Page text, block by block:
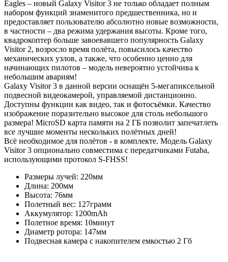
Eagles – новый Galaxy Visitor 3 не только обладает полным
набором функций знаменитого предшественника, но и
предоставляет пользователю абсолютно новые возможности,
в частности – два режима удержания высоты. Кроме того,
квадрокоптер больше завоевавшего популярность Galaxy
Visitor 2, возросло время полёта, повысилось качество
механических узлов, а также, что особенно ценно для
начинающих пилотов – модель невероятно устойчива к
небольшим авариям!
Galaxy Visitor 3 в данной версии оснащён 5-мегапиксельной
подвесной видеокамерой, управляемой дистанционно.
Доступны функции как видео, так и фотосъёмки. Качество
изображение поразительно высокое для столь небольшого
размера! MicroSD карта памяти на 2 ГБ позволит запечатлеть
все лучшие моменты нескольких полётных дней!
Всё необходимое для полётов - в комплекте. Модель Galaxy
Visitor 3 опционально совместима с передатчиками Futaba,
использующими протокол S-FHSS!
Размеры лучей: 220мм
Длина: 200мм
Высота: 76мм
Полетный вес: 127грамм
Аккумулятор: 1200mAh
Полетное время: 10минут
Диаметр ротора: 147мм
Подвесная камера с накопителем емкостью 2 Гб